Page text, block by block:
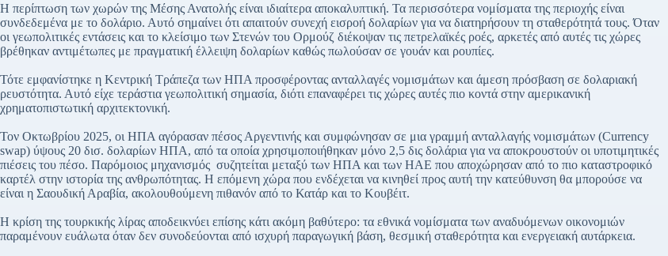
Η περίπτωση των χωρών της Μέσης Ανατολής είναι ιδιαίτερα αποκαλυπτική. Τα περισσότερα νομίσματα της περιοχής είναι
συνδεδεμένα με το δολάριο. Αυτό σημαίνει ότι απαιτούν συνεχή εισροή δολαρίων για να διατηρήσουν τη σταθερότητά τους. Όταν
οι γεωπολιτικές εντάσεις και το κλείσιμο των Στενών του Ορμούζ διέκοψαν τις πετρελαϊκές ροές, αρκετές από αυτές τις χώρες
βρέθηκαν αντιμέτωπες με πραγματική έλλειψη δολαρίων καθώς πωλούσαν σε γουάν και ρουπίες.
Τότε εμφανίστηκε η Κεντρική Τράπεζα των ΗΠΑ προσφέροντας ανταλλαγές νομισμάτων και άμεση πρόσβαση σε δολαριακή
ρευστότητα. Αυτό είχε τεράστια γεωπολιτική σημασία, διότι επαναφέρει τις χώρες αυτές πιο κοντά στην αμερικανική
χρηματοπιστωτική αρχιτεκτονική.
Τον Οκτωβρίου 2025, οι ΗΠΑ αγόρασαν πέσος Αργεντινής και συμφώνησαν σε μια γραμμή ανταλλαγής νομισμάτων (Currency
swap) ύψους 20 δισ. δολαρίων ΗΠΑ, από τα οποία χρησιμοποιήθηκαν μόνο 2,5 δις δολάρια για να αποκρουστούν οι υποτιμητικές
πιέσεις του πέσο. Παρόμοιος μηχανισμός συζητείται μεταξύ των ΗΠΑ και των ΗΑΕ που αποχώρησαν από το πιο καταστροφικό
καρτέλ στην ιστορία της ανθρωπότητας. Η επόμενη χώρα που ενδέχεται να κινηθεί προς αυτή την κατεύθυνση θα μπορούσε να
είναι η Σαουδική Αραβία, ακολουθούμενη πιθανόν από το Κατάρ και το Κουβέιτ.
Η κρίση της τουρκικής λίρας αποδεικνύει επίσης κάτι ακόμη βαθύτερο: τα εθνικά νομίσματα των αναδυόμενων οικονομιών
παραμένουν ευάλωτα όταν δεν συνοδεύονται από ισχυρή παραγωγική βάση, θεσμική σταθερότητα και ενεργειακή αυτάρκεια.